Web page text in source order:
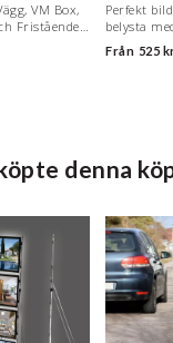
VM Box,
Fristående
Perfekt
belysta
Från 525
denna